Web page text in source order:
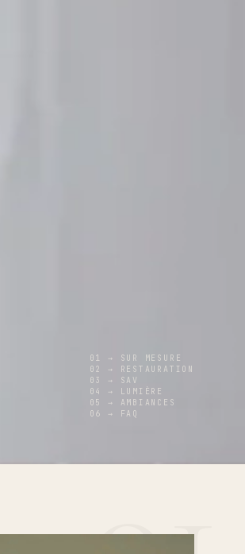
01 → SUR MESURE
02 → RESTAURATION
03 → SAV
04 → LUMIÈRE
05 → AMBIANCES
06 → FAQ